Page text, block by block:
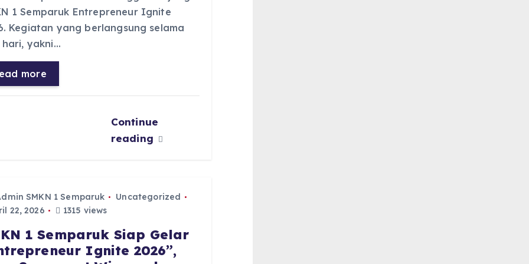
1 Semparuk Entrepreneur Ignite
Kegiatan yang berlangsung selama
hari, yakni…
more
Continue
reading
SMKN 1 Semparuk
Uncategorized
22, 2026
1315 views
1 Semparuk Siap Gelar
Ignite 2026”,